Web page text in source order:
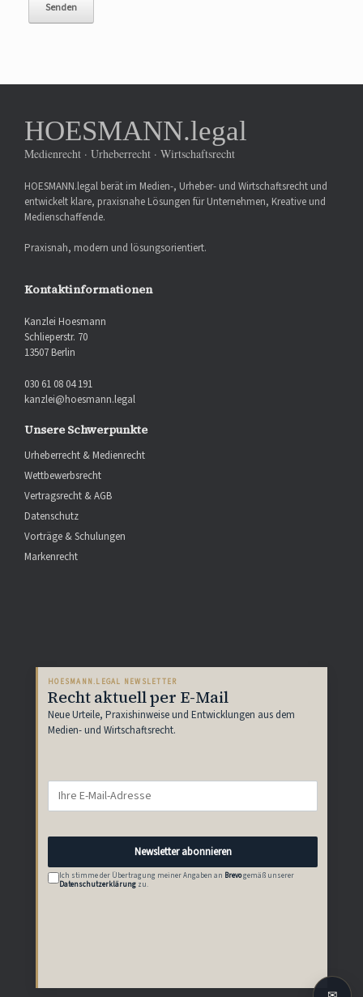
HOESMANN.legal
Medienrecht · Urheberrecht · Wirtschaftsrecht
HOESMANN.legal berät im Medien-, Urheber- und Wirtschaftsrecht und
entwickelt klare, praxisnahe Lösungen für Unternehmen, Kreative und
Medienschaffende.
Praxisnah, modern und lösungsorientiert.
Kontaktinformationen
Kanzlei Hoesmann
Schlieperstr. 70
13507 Berlin
030 61 08 04 191
kanzlei@hoesmann.legal
Unsere Schwerpunkte
Urheberrecht & Medienrecht
Wettbewerbsrecht
Vertragsrecht & AGB
Datenschutz
Vorträge & Schulungen
Markenrecht
HOESMANN.LEGAL NEWSLETTER
Recht aktuell per E-Mail
Neue Urteile, Praxishinweise und Entwicklungen aus dem
Medien- und Wirtschaftsrecht.
Mail-
Adresse
Newsletter abonnieren
Ich stimme der Übertragung meiner Angaben an Brevogemäß unserer
Datenschutzerklärung zu.